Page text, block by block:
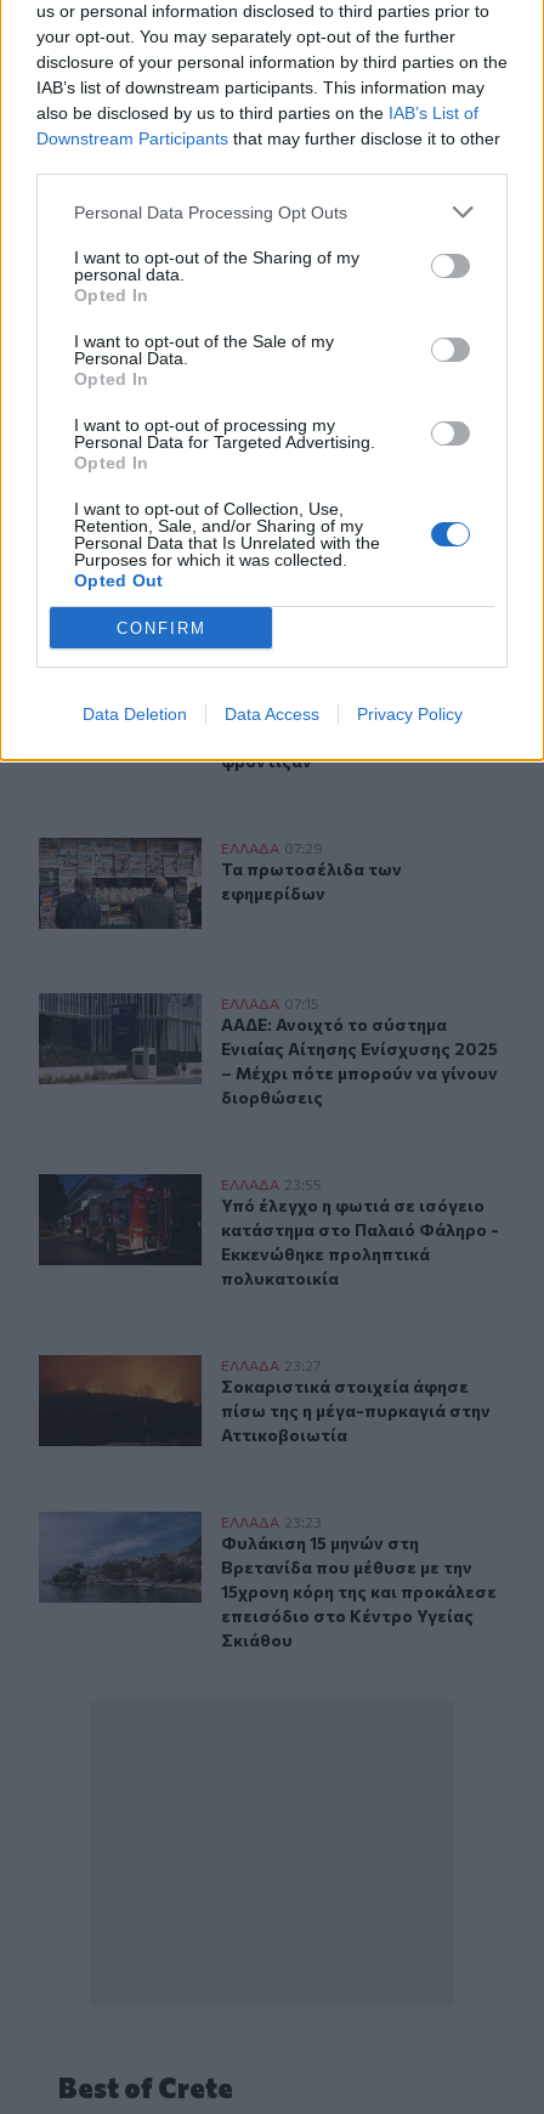
us or personal information disclosed to third parties prior to
your opt-out. You may separately opt-out of the further
disclosure of your personal information by third parties on the
IAB’s list of downstream participants. This information may
also be disclosed by us to third parties on the IAB’s List of
Downstream Participants that may further disclose it to other
Personal Data Processing Opt Outs
I want to opt-out of the Sharing of my
personal data.
Opted In
I want to opt-out of the Sale of my
Personal Data.
Opted In
I want to opt-out of processing my
Personal Data for Targeted Advertising.
Opted In
I want to opt-out of Collection, Use,
Retention, Sale, and/or Sharing of my
Personal Data that Is Unrelated with the
Purposes for which it was collected.
Opted Out
CONFIRM
Data Deletion Data Access Privacy Policy
Σητεία: Πυρκαγιά στα Αχλάδια - Ολονύχτια μάχη με τις
φλόγες (Βίντεο)
Υπό έλεγχο η φωτιά σε ισόγειο κατάστημα στο Παλαιό
Φάληρο - Εκκενώθηκε προληπτικά πολυκατοικία
23:38
υποψήφιος να παίξει στο... WNBA
Στενά του Ορμούζ: Οι ΗΠΑ «βλέπουν» σύντομα
συμφωνία - «Υπάρχει πρόοδος μεταξύ Ιράν και Ομάν»
ΠΕΡΙΣΣΟΤΕΡΑ
ΣΧΕΤΙΚA AΡΘΡΑ
Φωτιά στο Πόρτο Γερμενό: Σκύλος επέστρεψε με
ΕΛΛAΔΑ 07:43
Σκύλος επέστρεψε με εγκαύματα
φρόντιζαν
Τα πρωτοσέλιδα των εφημερίδων
ΕΛΛAΔΑ 07:29
Τα πρωτοσέλιδα των εφημερίδων
Τα πρωτοσέλιδα των
εφημερίδων
ΑΑΔΕ: Ανοιχτό το σύστημα Ενιαίας Αίτησης Ενίσχυσης
ΕΛΛAΔΑ 07:15
ΑΑΔΕ: Ανοιχτό το σύστημα Ενιαίας
ΑΑΔΕ: Ανοιχτό το σύστημα
Ενιαίας Αίτησης Ενίσχυσης 2025
– Μέχρι πότε μπορούν να γίνουν
διορθώσεις
Υπό έλεγχο η φωτιά σε ισόγειο κατάστημα στο
ΕΛΛAΔΑ 23:55
Υπό έλεγχο η φωτιά σε ισόγειο
Υπό έλεγχο η φωτιά σε ισόγειο
κατάστημα στο Παλαιό Φάληρο -
Εκκενώθηκε προληπτικά
πολυκατοικία
Σοκαριστικά στοιχεία άφησε πίσω της η μέγα-
ΕΛΛAΔΑ 23:27
Σοκαριστικά στοιχεία άφησε πίσω
Σοκαριστικά στοιχεία άφησε
πίσω της η μέγα-πυρκαγιά στην
Αττικοβοιωτία
Φυλάκιση 15 μηνών στη Βρετανίδα που μέθυσε με την
ΕΛΛAΔΑ 23:23
Φυλάκιση 15 μηνών στη Βρετανίδα
Φυλάκιση 15 μηνών στη
Βρετανίδα που μέθυσε με την
15χρονη κόρη της και προκάλεσε
επεισόδιο στο Κέντρο Υγείας
Σκιάθου
Best of Crete